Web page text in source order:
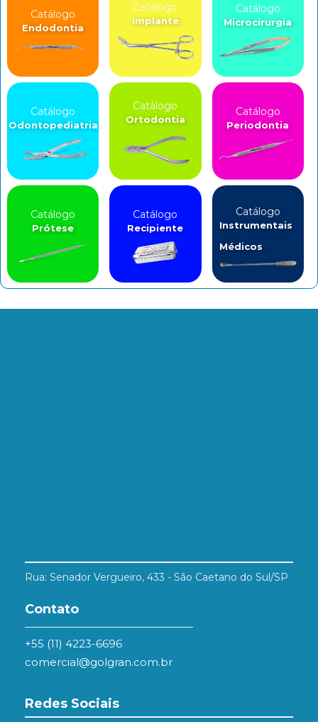
Catálogo
Endodontia
Catálogo
Implante
Catálogo
Microcirurgia
Catálogo
Odontopediatria
Catálogo
Ortodontia
Catálogo
Periodontia
Catálogo
Prótese
Catálogo
Recipiente
Catálogo
Instrumentais
Médicos
Rua: Senador Vergueiro, 433 - São Caetano do Sul/SP
Contato
+55 (11) 4223-6696
comercial@golgran.com.br
Redes Sociais